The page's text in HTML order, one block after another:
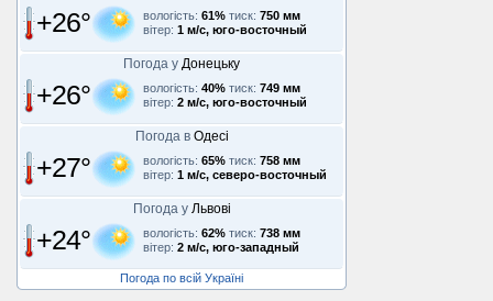
+26° вологість: 61% тиск: 750 мм
вітер: 1 м/с, юго-восточный
Погода у Донецьку
+26° вологість: 40% тиск: 749 мм
вітер: 2 м/с, юго-восточный
Погода в Одесі
+27° вологість: 65% тиск: 758 мм
вітер: 1 м/с, северо-восточный
Погода у Львові
+24° вологість: 62% тиск: 738 мм
вітер: 2 м/с, юго-западный
Погода по всій Україні